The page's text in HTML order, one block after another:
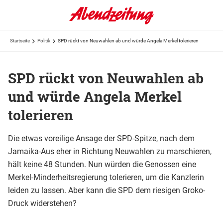
Startseite Politik SPD rückt von Neuwahlen ab und würde Angela Merkel tolerieren
SPD rückt von Neuwahlen ab
und würde Angela Merkel
tolerieren
Die etwas voreilige Ansage der SPD-Spitze, nach dem
Jamaika-Aus eher in Richtung Neuwahlen zu marschieren,
hält keine 48 Stunden. Nun würden die Genossen eine
Merkel-Minderheitsregierung tolerieren, um die Kanzlerin
leiden zu lassen. Aber kann die SPD dem riesigen Groko-
Druck widerstehen?